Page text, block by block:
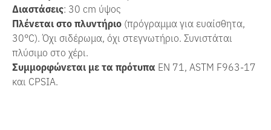
Διαστάσεις: 30 cm ύψος
Πλένεται στο πλυντήριο (πρόγραμμα για ευαίσθητα,
30°C). Όχι σιδέρωμα, όχι στεγνωτήριο. Συνιστάται
πλύσιμο στο χέρι.
Συμμορφώνεται με τα πρότυπα EN 71, ASTM F963-17
και CPSIA.